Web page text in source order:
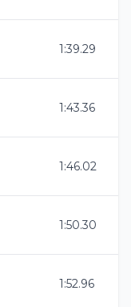
1:39.29
1:43.36
1:46.02
1:50.30
1:52.96